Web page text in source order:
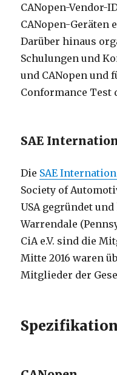
CANopen-Vendor-
CANopen-Geräten
Darüber hinaus
Schulungen und
und CANopen und
Conformance Test
SAE
Die SAE
Society of
USA gegründet
Warrendale
CiA e.V. sind die
Mitte 2016 waren
Mitglieder der